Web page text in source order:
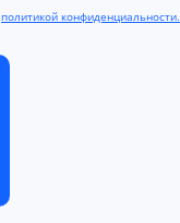
политикой конфиденциальности.